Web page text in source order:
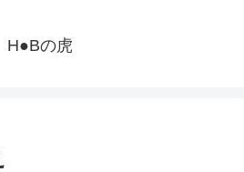
H●Bの虎